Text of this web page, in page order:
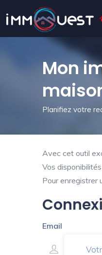
Mon
Planifiez votre
Avec cet outil
Vos
Pour enregistrer
Email